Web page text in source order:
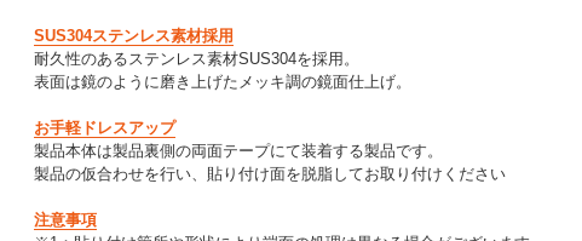
SUS304ステンレス素材採用
耐久性のあるステンレス素材SUS304を採用。
表面は鏡のように磨き上げたメッキ調の鏡面仕上げ。
お手軽ドレスアップ
製品本体は製品裏側の両面テープにて装着する製品です。
製品の仮合わせを行い、貼り付け面を脱脂してお取り付けください
注意事項